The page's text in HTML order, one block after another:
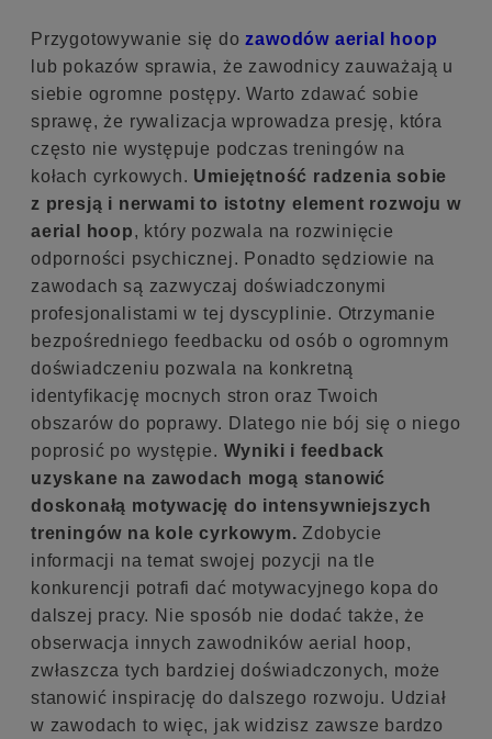
Przygotowywanie się dozawodów aerial hoop
lub pokazów sprawia, że zawodnicy zauważają u
siebie ogromne postępy. Warto zdawać sobie
sprawę, że rywalizacja wprowadza presję, która
często nie występuje podczas treningów na
kołach cyrkowych. Umiejętność radzenia sobie
z presją i nerwami to istotny element rozwoju w
aerial hoop, który pozwala na rozwinięcie
odporności psychicznej. Ponadto sędziowie na
zawodach są zazwyczaj doświadczonymi
profesjonalistami w tej dyscyplinie. Otrzymanie
bezpośredniego feedbacku od osób o ogromnym
doświadczeniu pozwala na konkretną
identyfikację mocnych stron oraz Twoich
obszarów do poprawy. Dlatego nie bój się o niego
poprosić po występie. Wyniki i feedback
uzyskane na zawodach mogą stanowić
doskonałą motywację do intensywniejszych
treningów na kole cyrkowym. Zdobycie
informacji na temat swojej pozycji na tle
konkurencji potrafi dać motywacyjnego kopa do
dalszej pracy. Nie sposób nie dodać także, że
obserwacja innych zawodników aerial hoop,
zwłaszcza tych bardziej doświadczonych, może
stanowić inspirację do dalszego rozwoju. Udział
w zawodach to więc, jak widzisz zawsze bardzo